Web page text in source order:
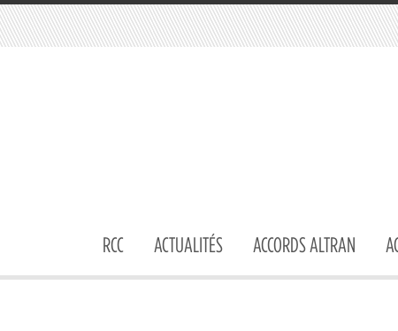
RCC ACTUALITÉS ACCORDS ALTRAN